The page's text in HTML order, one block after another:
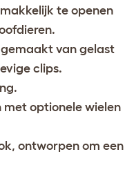
te openen
van gelast
clips.
optionele wielen
ontworpen om een